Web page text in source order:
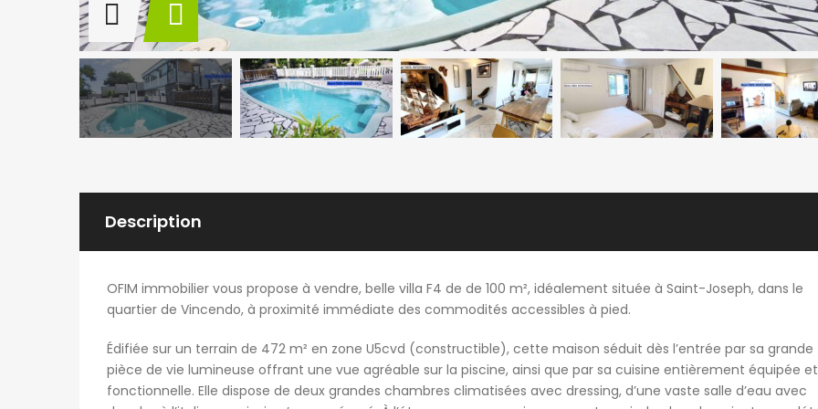
Description
OFIM immobilier vous propose à vendre, belle villa F4 de de 100 m², idéalement située à Saint-Joseph, dans le
quartier de Vincendo, à proximité immédiate des commodités accessibles à pied.
Édifiée sur un terrain de 472 m² en zone U5cvd (constructible), cette maison séduit dès l’entrée par sa grande
pièce de vie lumineuse offrant une vue agréable sur la piscine, ainsi que par sa cuisine entièrement équipée et
fonctionnelle. Elle dispose de deux grandes chambres climatisées avec dressing, d’une vaste salle d’eau avec